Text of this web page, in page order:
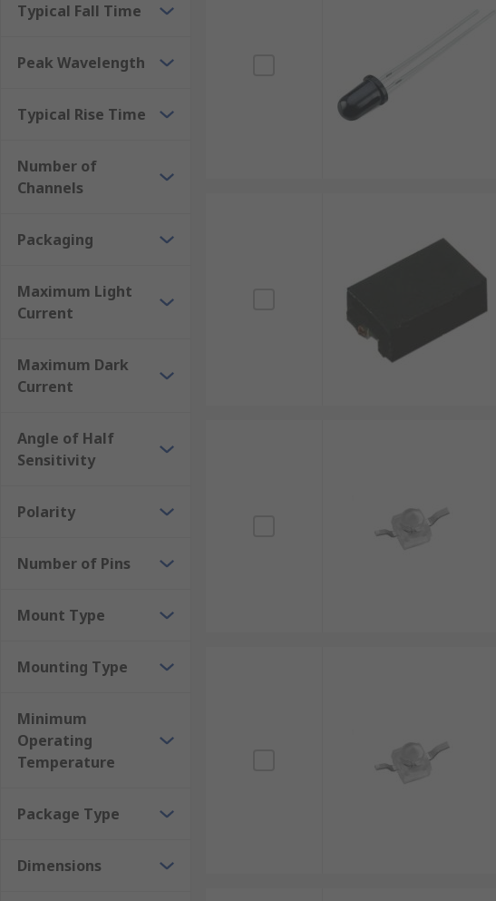
• Photo interrupters
• Industrial electronics
• Air conditioning
• PCs or Laptops
• Automatic switches (lighting equipment)
• Security devices
Typical Fall Time
Peak Wavelength
Typical Rise Time
Number of
Channels
Packaging
Maximum Light
Current
Maximum Dark
Current
Angle of Half
Sensitivity
Polarity
Number of Pins
Mount Type
Mounting Type
Minimum
Operating
Temperature
Package Type
Dimensions